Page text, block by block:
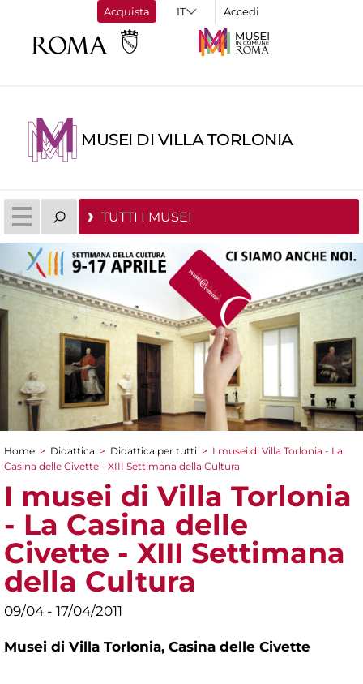
Acquista Accedi
MUSEI DI VILLA TORLONIA
TUTTI I MUSEI
Tu sei qui
Home > Didattica > Didattica per tutti > I musei di Villa Torlonia - La
Casina delle Civette - XIII Settimana della Cultura
I musei di Villa Torlonia
- La Casina delle
Civette - XIII Settimana
della Cultura
09/04 - 17/04/2011
Musei di Villa Torlonia, Casina delle Civette